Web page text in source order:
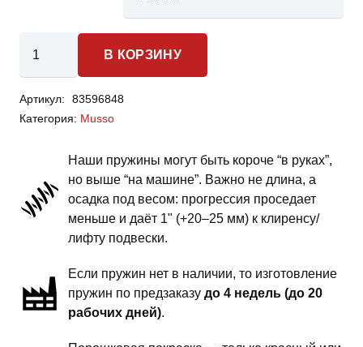
товара
Musso
-
передней
подвески
-
силовой
обвес
В КОРЗИНУ
Артикул:
83596848
Категория: Musso
Наши пружины могут быть короче “в руках”,
но выше “на машине”. Важно не длина, а
осадка под весом: прогрессия проседает
меньше и даёт 1" (+20–25 мм) к клиренсу/
лифту подвески.
Если пружин нет в наличии, то изготовление
пружин по предзаказу до 4 недель (до 20
рабочих дней).